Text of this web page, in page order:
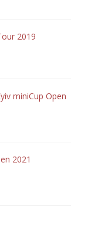
2019
miniCup Open
2021